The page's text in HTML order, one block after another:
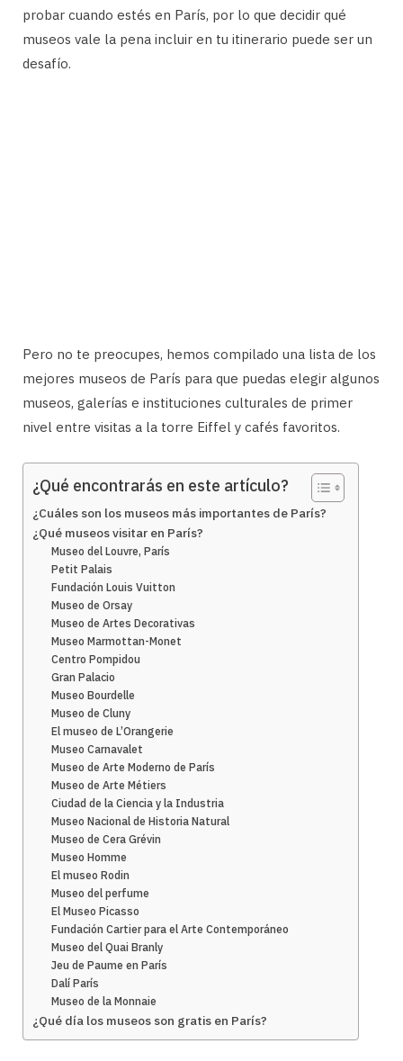
probar cuando estés en París, por lo que decidir qué
museos vale la pena incluir en tu itinerario puede ser un
desafío.
Pero no te preocupes, hemos compilado una lista de los
mejores museos de París para que puedas elegir algunos
museos, galerías e instituciones culturales de primer
nivel entre visitas a la torre Eiffel y cafés favoritos.
¿Qué encontrarás en este artículo?
¿Cuáles son los museos más importantes de París?
¿Qué museos visitar en París?
Museo del Louvre, París
Petit Palais
Fundación Louis Vuitton
Museo de Orsay
Museo de Artes Decorativas
Museo Marmottan-Monet
Centro Pompidou
Gran Palacio
Museo Bourdelle
Museo de Cluny
El museo de L’Orangerie
Museo Carnavalet
Museo de Arte Moderno de París
Museo de Arte Métiers
Ciudad de la Ciencia y la Industria
Museo Nacional de Historia Natural
Museo de Cera Grévin
Museo Homme
El museo Rodin
Museo del perfume
El Museo Picasso
Fundación Cartier para el Arte Contemporáneo
Museo del Quai Branly
Jeu de Paume en París
Dalí París
Museo de la Monnaie
¿Qué día los museos son gratis en París?